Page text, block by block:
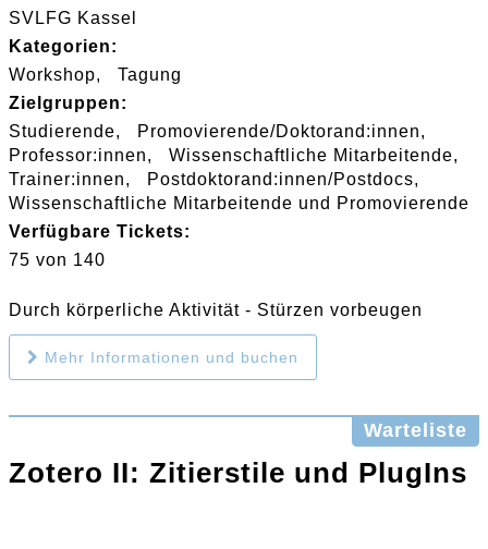
SVLFG Kassel
Kategorien:
Workshop
Tagung
Zielgruppen:
Studierende
Promovierende/Doktorand:innen
Professor:innen
Wissenschaftliche Mitarbeitende
Trainer:innen
Postdoktorand:innen/Postdocs
Wissenschaftliche Mitarbeitende und Promovierende
Verfügbare Tickets:
75 von 140
Durch körperliche Aktivität - Stürzen vorbeugen
Mehr Informationen und buchen
Warteliste
Zotero II: Zitierstile und PlugIns